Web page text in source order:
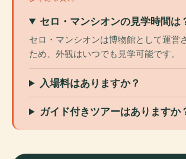
セロ・マンシオンの見学時間は
セロ・マンシオンは博物館として運営
ため、外観はいつでも見学可能です。
入場料はありますか？
ガイド付きツアーはありますか